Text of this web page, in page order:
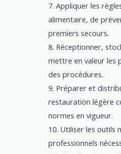
Appliquer les
alimentaire, de
premiers secours.
Réceptionner,
mettre en valeur les
des procédures.
Préparer et
restauration légère
normes en vigueur.
Utiliser les outils
professionnels